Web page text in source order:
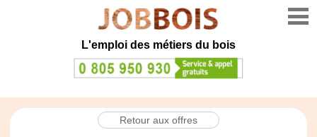
L'emploi des métiers du bois
Retour aux offres